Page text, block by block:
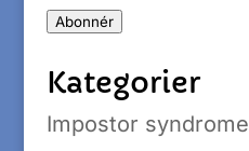
Abonnér
Kategorier
Impostor syndrome